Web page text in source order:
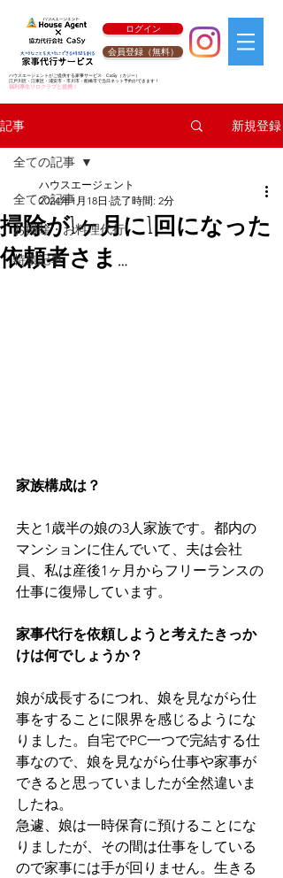
ログイン
会員登録（無料）
ハウスエージェントがご提供する家事サービス CaSy （カジー）
江戸川区・江東区・浦安市・市川市・船橋市で当日ネット予約ができます！
福利厚生リロクラブと提携！
記事 新規登録
全ての記事
お掃除・お料理代行
特集記事
全ての記事
掃除が1ヶ月に1回になった
依頼者さま…
ハウスエージェント
2024年1月18日 読了時間: 2分
家族構成は？
夫と1歳半の娘の3人家族です。都内の
マンションに住んでいて、夫は会社
員、私は産後1ヶ月からフリーランスの
仕事に復帰しています。
家事代行を依頼しようと考えたきっか
けは何でしょうか？
娘が成長するにつれ、娘を見ながら仕
事をすることに限界を感じるようにな
りました。自宅でPC一つで完結する仕
事なので、娘を見ながら仕事や家事が
できると思っていましたが全然違いま
したね。
急遽、娘は一時保育に預けることにな
りましたが、その間は仕事をしている
ので家事には手が回りません。生きる